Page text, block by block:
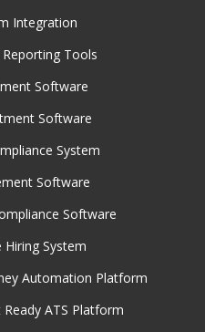
Integration
Tools
Software
Software
System
Software
Software
System
Automation Platform
ATS Platform